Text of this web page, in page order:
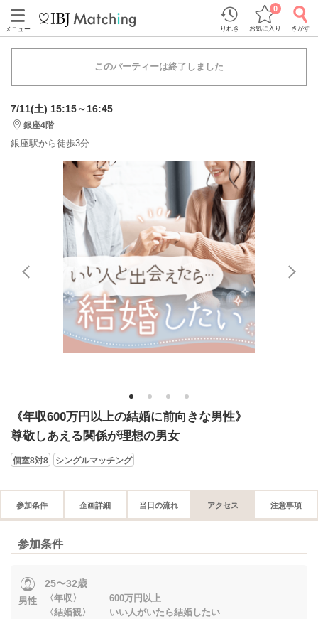
メニュー りれき お気に入り
0
さがす
このパーティーは終了しました
7/11(土) 15:15～16:45
銀座4階
銀座駅から徒歩3分
1 2 3 4
《年収600万円以上の結婚に前向きな男性》
尊敬しあえる関係が理想の男女
個室8対8 シングルマッチング
参加条件 企画詳細 当日の流れ アクセス 注意事項
参加条件
男性
25〜32歳
〈年収〉 600万円以上
〈結婚観〉 いい人がいたら結婚したい